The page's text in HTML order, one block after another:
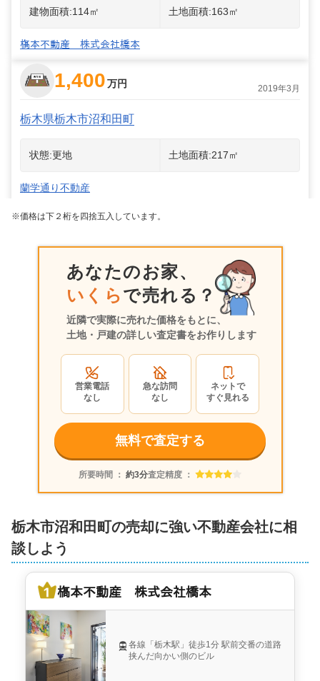
建物面積:114㎡ 土地面積:163㎡
𣘺本不動産 株式会社橋本
1,400万円 2019年3月
栃木県栃木市沼和田町
状態:更地 土地面積:217㎡
蘭学通り不動産
※価格は下２桁を四捨五入しています。
あなたのお家、
いくらで売れる？
近隣で実際に売れた価格をもとに、
土地・戸建の詳しい査定書をお作りします
営業電話
なし
急な訪問
なし
ネットで
すぐ見れる
無料で査定する
所要時間 ： 約3分査定精度 ：
栃木市沼和田町の売却に強い不動産会社に相
談しよう
𣘺本不動産 株式会社橋本
各線「栃木駅」徒歩1分 駅前交番の道路
挟んだ向かい側のビル